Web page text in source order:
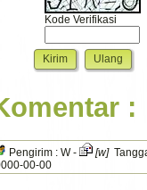
Kode Verifikasi
:
Pengirim : W - [w]
00-00